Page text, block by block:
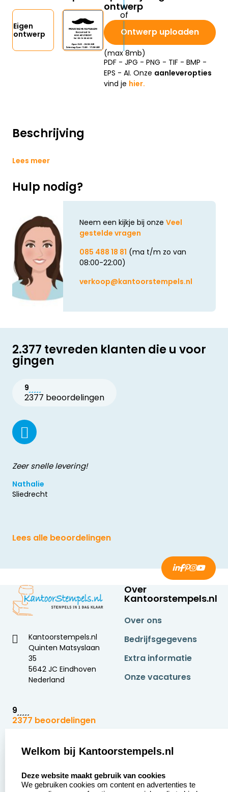
Beschrijving
Lees meer
Hulp nodig?
Neem een kijkje bij onze Veel
gestelde vragen
085 488 18 81 (ma t/m zo van
08:00-22:00)
verkoop@kantoorstempels.nl
Eigen
ontwerp
ontwerp
Ontwerp uploaden
(max 8mb)
PDF - JPG - PNG - TIF - BMP -
EPS - AI. Onze aanleveropties
vind je hier.
2.377 tevreden klanten die u voor
gingen
9
2377 beoordelingen
Zeer snelle levering!
Nathalie
Sliedrecht
Lees alle beoordelingen
Kantoorstempels.nl
Quinten Matsyslaan
35
5642 JC Eindhoven
Nederland
9
2377 beoordelingen
Over
Kantoorstempels.nl
Over ons
Bedrijfsgegevens
Extra informatie
Onze vacatures
Zakelijk:
Aanvraag op maat
Klantenservice:
Contact opnemen
Welkom bij Kantoorstempels.nl
Deze website maakt gebruik van cookies
We gebruiken cookies om content en advertenties te